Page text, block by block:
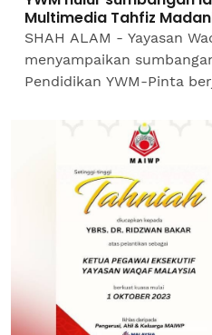
Multimedia Tahfiz
SHAH ALAM - Yayasan
menyampaikan
Pendidikan YWM-Pinta
Quran Kebangsaan (Pinta).